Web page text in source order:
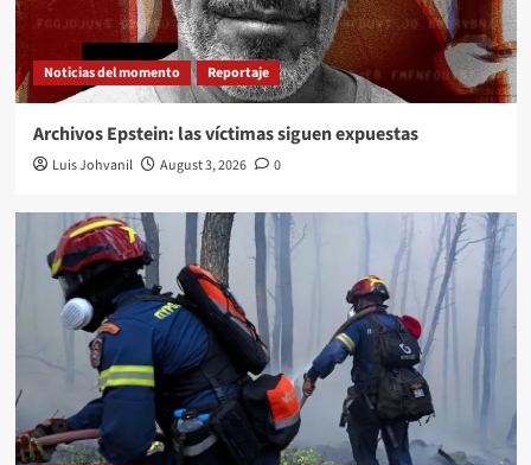
Noticias del momento Reportaje
Archivos Epstein: las víctimas siguen expuestas
Luis Johvanil August 3, 2026 0